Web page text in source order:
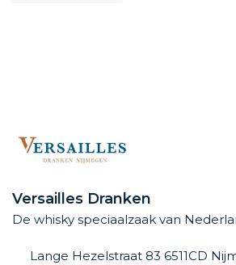
Versailles Dranken
De whisky speciaalzaak van
Lange Hezelstraat 83 6511CD